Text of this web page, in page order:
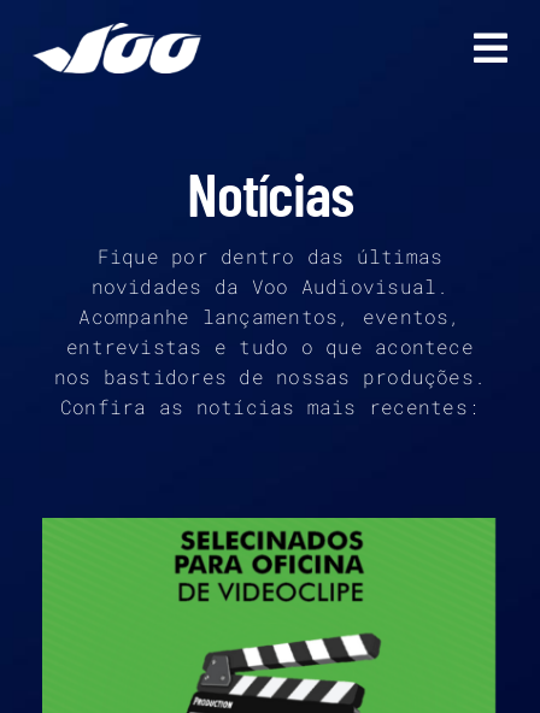
para
Notícias
Fique por dentro das últimas
novidades da Voo Audiovisual.
Acompanhe lançamentos, eventos,
entrevistas e tudo o que acontece
nos bastidores de nossas produções.
Confira as notícias mais recentes: